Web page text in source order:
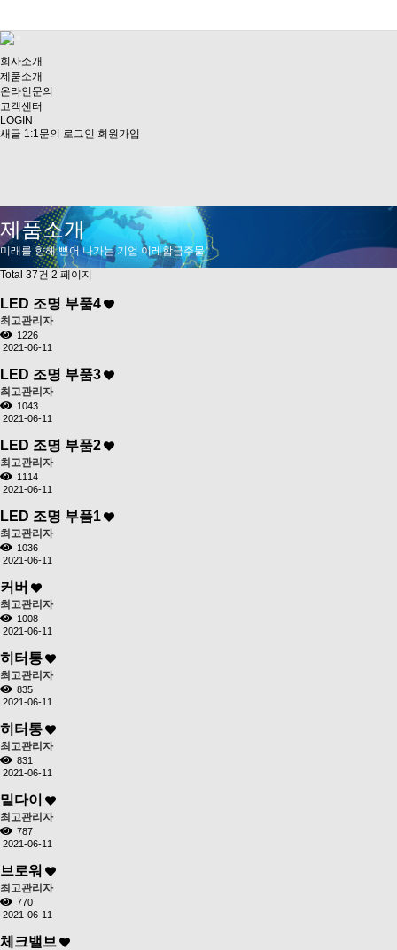
회사소개
제품소개
온라인문의
고객센터
LOGIN
새글 1:1문의 로그인 회원가입
제품소개
미래를 향해 뻗어 나가는 기업 이레합금주물
Total 37건 2 페이지
LED 조명 부품4
최고관리자
1226
2021-06-11
LED 조명 부품3
최고관리자
1043
2021-06-11
LED 조명 부품2
최고관리자
1114
2021-06-11
LED 조명 부품1
최고관리자
1036
2021-06-11
커버
최고관리자
1008
2021-06-11
히터통
최고관리자
835
2021-06-11
히터통
최고관리자
831
2021-06-11
밑다이
최고관리자
787
2021-06-11
브로워
최고관리자
770
2021-06-11
체크밸브